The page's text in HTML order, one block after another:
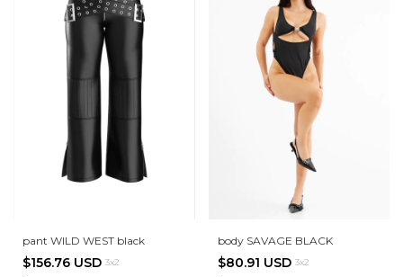
pant WILD WEST black
$156.76 USD 3x2
body SAVAGE BLACK
$80.91 USD 3x2